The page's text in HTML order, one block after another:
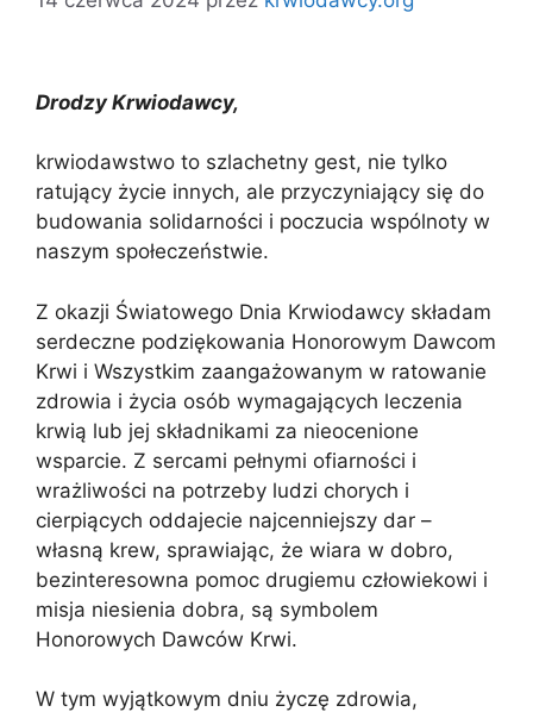
Drodzy Krwiodawcy,
krwiodawstwo to szlachetny gest, nie tylko
ratujący życie innych, ale przyczyniający się do
budowania solidarności i poczucia wspólnoty w
naszym społeczeństwie.
Z okazji Światowego Dnia Krwiodawcy składam
serdeczne podziękowania Honorowym Dawcom
Krwi i Wszystkim zaangażowanym w ratowanie
zdrowia i życia osób wymagających leczenia
krwią lub jej składnikami za nieocenione
wsparcie. Z sercami pełnymi ofiarności i
wrażliwości na potrzeby ludzi chorych i
cierpiących oddajecie najcenniejszy dar –
własną krew, sprawiając, że wiara w dobro,
bezinteresowna pomoc drugiemu człowiekowi i
misja niesienia dobra, są symbolem
Honorowych Dawców Krwi.
W tym wyjątkowym dniu życzę zdrowia,